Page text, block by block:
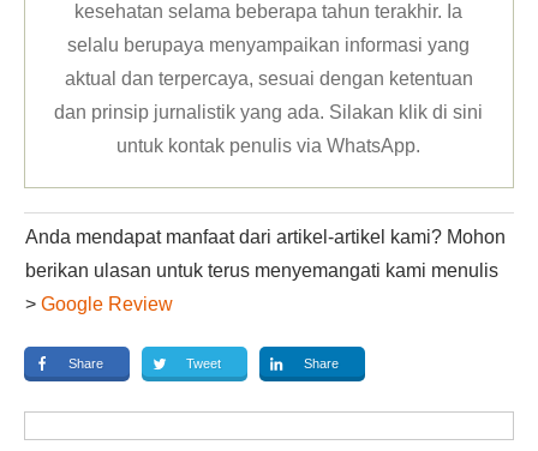
kesehatan selama beberapa tahun terakhir. Ia
selalu berupaya menyampaikan informasi yang
aktual dan terpercaya, sesuai dengan ketentuan
dan prinsip jurnalistik yang ada. Silakan klikdi sini
untuk kontak penulis via WhatsApp.
Anda mendapat manfaat dari artikel-artikel kami? Mohon
berikan ulasan untuk terus menyemangati kami menulis
> Google Review
Share Tweet Share